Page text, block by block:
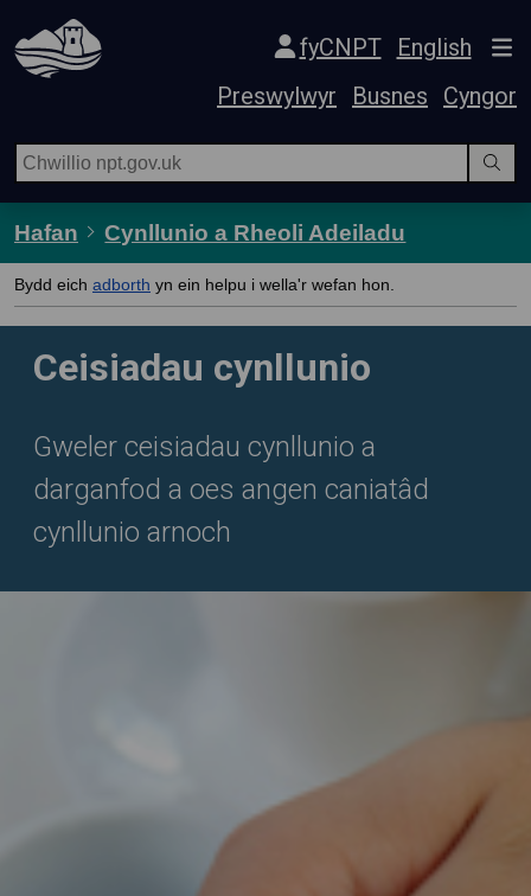
Hepgor gwe-lywio
fyCNPT
English
Preswylwyr
Busnes Cyngor
Hafan Cynllunio a Rheoli Adeiladu
Bydd eich adborth yn ein helpu i wella'r wefan hon.
Ceisiadau cynllunio
Gweler ceisiadau cynllunio a
darganfod a oes angen caniatâd
cynllunio arnoch